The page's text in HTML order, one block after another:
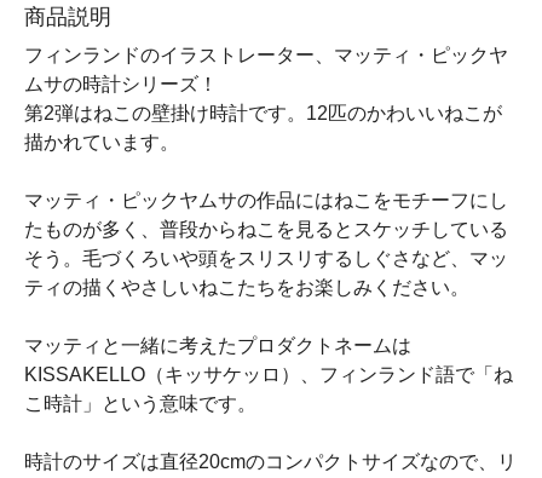
商品説明
フィンランドのイラストレーター、マッティ・ピックヤ
ムサの時計シリーズ！
第2弾はねこの壁掛け時計です。12匹のかわいいねこが
描かれています。
マッティ・ピックヤムサの作品にはねこをモチーフにし
たものが多く、普段からねこを見るとスケッチしている
そう。毛づくろいや頭をスリスリするしぐさなど、マッ
ティの描くやさしいねこたちをお楽しみください。
マッティと一緒に考えたプロダクトネームは
KISSAKELLO（キッサケッロ）、フィンランド語で「ね
こ時計」という意味です。
時計のサイズは直径20cmのコンパクトサイズなので、リ